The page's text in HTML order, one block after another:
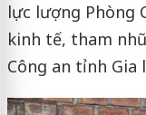
lực lượng Phòng
kinh tế, tham
Công an tỉnh